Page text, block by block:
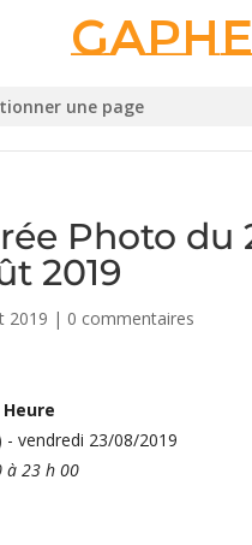
Gaphe
une page
Photo du
2019
2019 | 0 commentaires
- vendredi 23/08/2019
à 23 h 00